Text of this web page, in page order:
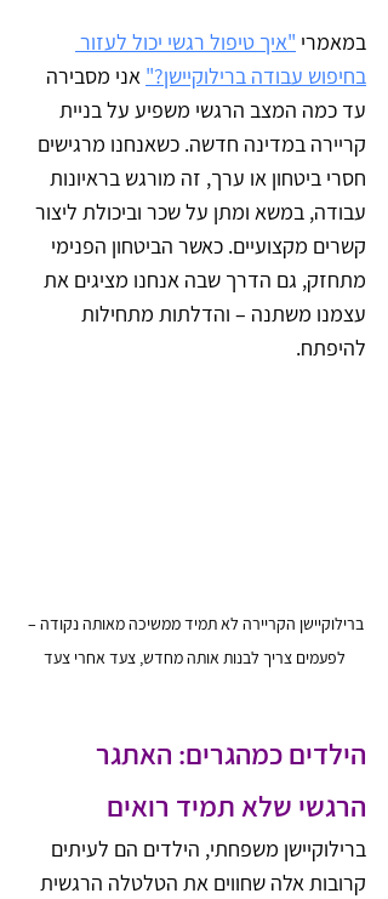
במאמרי "איך טיפול רגשי יכול לעזור
בחיפוש עבודה ברילוקיישן?" אני מסבירה
עד כמה המצב הרגשי משפיע על בניית
קריירה במדינה חדשה. כשאנחנו מרגישים
חסרי ביטחון או ערך, זה מורגש בראיונות
עבודה, במשא ומתן על שכר וביכולת ליצור
קשרים מקצועיים. כאשר הביטחון הפנימי
מתחזק, גם הדרך שבה אנחנו מציגים את
עצמנו משתנה – והדלתות מתחילות
להיפתח.
ברילוקיישן הקריירה לא תמיד ממשיכה מאותה נקודה –
לפעמים צריך לבנות אותה מחדש, צעד אחרי צעד
הילדים כמהגרים: האתגר
הרגשי שלא תמיד רואים
ברילוקיישן משפחתי, הילדים הם לעיתים
קרובות אלה שחווים את הטלטלה הרגשית